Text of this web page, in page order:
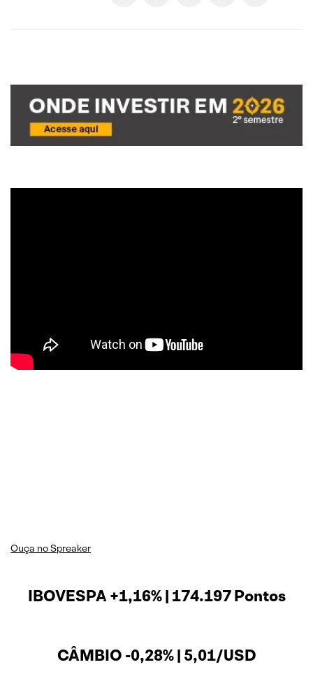
Ouça no Spreaker
IBOVESPA +1,16% | 174.197 Pontos
CÂMBIO -0,28% | 5,01/USD